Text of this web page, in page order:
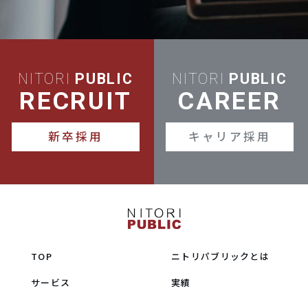
NITORI PUBLIC
RECRUIT
新卒採用
NITORI PUBLIC
CAREER
キャリア採用
TOP
ニトリパブリックとは
サービス
実績